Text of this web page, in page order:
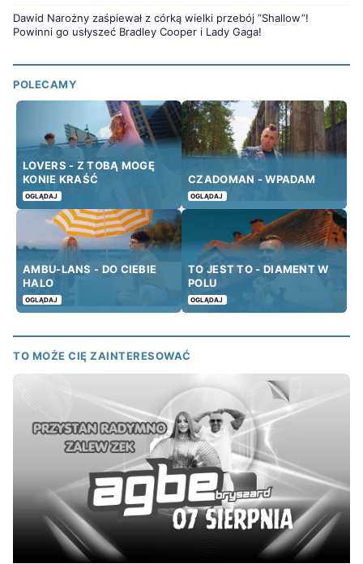
Dawid Narożny zaśpiewał z córką wielki przebój ”Shallow”!
Powinni go usłyszeć Bradley Cooper i Lady Gaga!
POLECAMY
LOVERS - Z TOBĄ MOGĘ
KONIE KRAŚĆ
OGLĄDAJ
CZADOMAN - WPADAM
OGLĄDAJ
AMBU-LANS - DO CIEBIE
HALO
OGLĄDAJ
TO JEST TO - DIAMENT W
POLU
OGLĄDAJ
TO MOŻE CIĘ ZAINTERESOWAĆ